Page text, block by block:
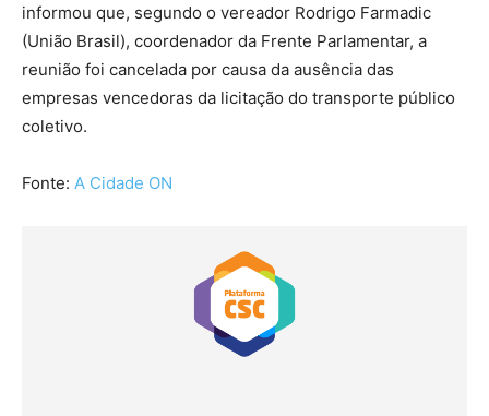
informou que, segundo o vereador Rodrigo Farmadic
(União Brasil), coordenador da Frente Parlamentar, a
reunião foi cancelada por causa da ausência das
empresas vencedoras da licitação do transporte público
coletivo.
Fonte: A Cidade ON